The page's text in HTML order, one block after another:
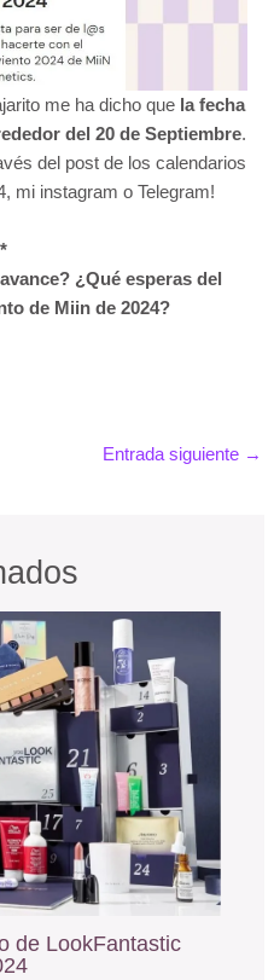
me ha dicho que la fecha
del 20 de Septiembre.
del post de los calendarios
mi instagram o Telegram!
*
¿Qué esperas del
de Miin de 2024?
Entrada siguiente →
de LookFantastic